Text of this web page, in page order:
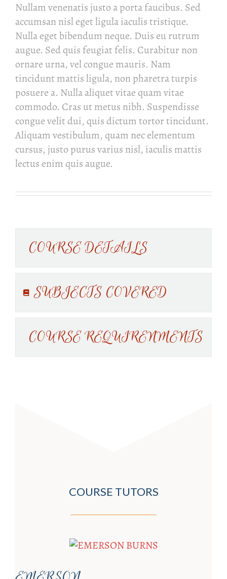
Nullam venenatis justo a porta faucibus. Sed
accumsan nisl eget ligula iaculis tristique.
Nulla eget bibendum neque. Duis eu rutrum
augue. Sed quis feugiat felis. Curabitur non
ornare urna, vel congue mauris. Nam
tincidunt mattis ligula, non pharetra turpis
posuere a. Nulla aliquet vitae quam vitae
commodo. Cras ut metus nibh. Suspendisse
congue velit dui, quis dictum tortor tincidunt.
Aliquam vestibulum, quam nec elementum
cursus, justo purus varius nisl, iaculis mattis
lectus enim quis augue.
COURSE DETAILS
SUBJECTS COVERED
COURSE REQUIRENMENTS
COURSE TUTORS